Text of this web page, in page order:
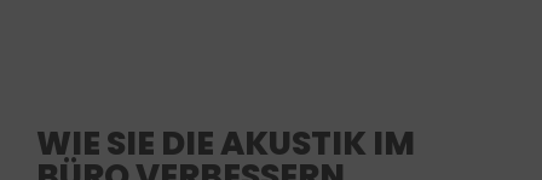
WIE SIE DIE AKUSTIK IM